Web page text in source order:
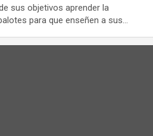
sus objetivos aprender la
para que enseñen a sus…